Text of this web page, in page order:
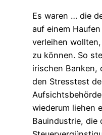
Es waren … die
auf einem
verleihen
zu können. So
irischen
den Stresstest
wiederum liehen
Bauindustrie, die